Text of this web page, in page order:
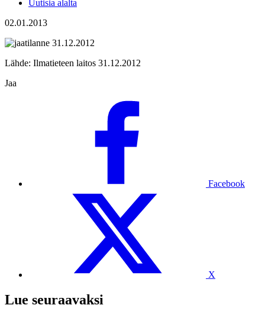
Uutisia alalta
02.01.2013
Lähde: Ilmatieteen laitos 31.12.2012
Jaa
Facebook
X
Lue seuraavaksi